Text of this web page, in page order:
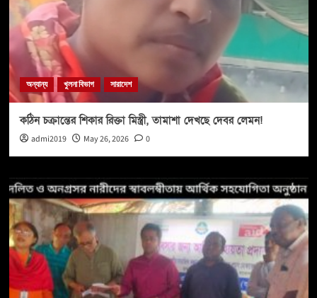
অন্যান্য খুলনা বিভাগ সারাদেশ
কঠিন চক্রান্তের শিকার রিক্তা মিস্ত্রী, তামাশা দেখছে দেবর লেমন!
admi2019 May 26, 2026 0